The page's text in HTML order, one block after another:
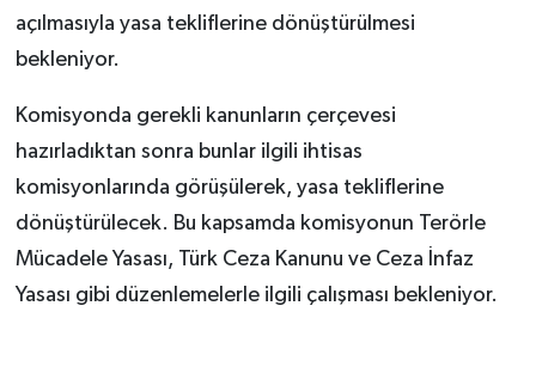
açılmasıyla yasa tekliflerine dönüştürülmesi
bekleniyor.
Komisyonda gerekli kanunların çerçevesi
hazırladıktan sonra bunlar ilgili ihtisas
komisyonlarında görüşülerek, yasa tekliflerine
dönüştürülecek. Bu kapsamda komisyonun Terörle
Mücadele Yasası, Türk Ceza Kanunu ve Ceza İnfaz
Yasası gibi düzenlemelerle ilgili çalışması bekleniyor.